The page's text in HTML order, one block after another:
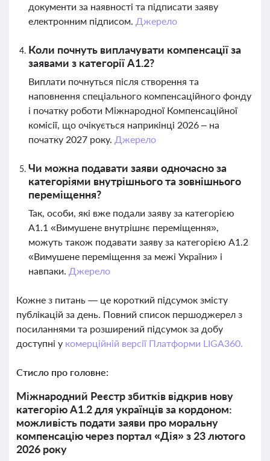
документи за наявності та підписати заяву
електронним підписом. Джерело
Коли почнуть виплачувати компенсації за
заявами з категорії A1.2?
Виплати почнуться після створення та
наповнення спеціального компенсаційного фонду
і початку роботи Міжнародної Компенсаційної
комісії, що очікується наприкінці 2026 – на
початку 2027 року. Джерело
Чи можна подавати заяви одночасно за
категоріями внутрішнього та зовнішнього
переміщення?
Так, особи, які вже подали заяву за категорією
A1.1 «Вимушене внутрішнє переміщення»,
можуть також подавати заяву за категорією A1.2
«Вимушене переміщення за межі України» і
навпаки. Джерело
Кожне з питань — це короткий підсумок змісту
публікацій за день. Повний список першоджерел з
посиланнями та розширений підсумок за добу
доступні у комерційній версії Платформи LIGA360.
Стисло про головне:
Міжнародний Реєстр збитків відкрив нову
категорію A1.2 для українців за кордоном:
можливість подати заяви про моральну
компенсацію через портал «Дія» з 23 лютого
2026 року